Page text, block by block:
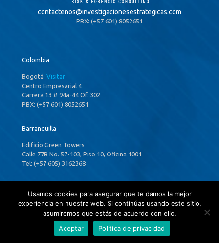
contactenos@investigacionesestrategicas.com
PBX: (+57 601) 8052651
Colombia
Bogotá, Visitar
Centro Empresarial 4
Carrera 13 # 94a-44 Of. 302
PBX: (+57 601) 8052651
Barranquilla
Edificio Green Towers
Calle 77B No. 57-103, Piso 10, Oficina 1001
Tel: (+57 605) 3162368
Panamá
Ciudad de Panamá, Visitar
P.H. Costa Del Este Country Club,
34th & 35th ,Floors Financial Park Tower
Usamos cookies para asegurar que te damos la mejor
experiencia en nuestra web. Si continúas usando este sitio,
asumiremos que estás de acuerdo con ello.
Aceptar
Política de privacidad